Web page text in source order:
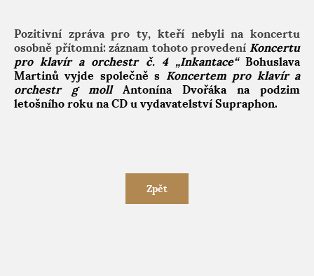
Pozitivní zpráva pro ty, kteří nebyli na koncertu
osobně přítomni: záznam tohoto provedení Koncertu
pro klavír a orchestr č. 4 „Inkantace“Bohuslava
Martinů vyjde společně s Koncertem pro klavír a
orchestr g mollAntonína Dvořáka na podzim
letošního roku na CD u vydavatelství Supraphon.
Zpět